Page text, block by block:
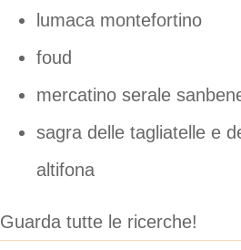
lumaca montefortino
foud
mercatino serale
sagra delle tagliatelle e
altifona
Guarda tutte le ricerche!